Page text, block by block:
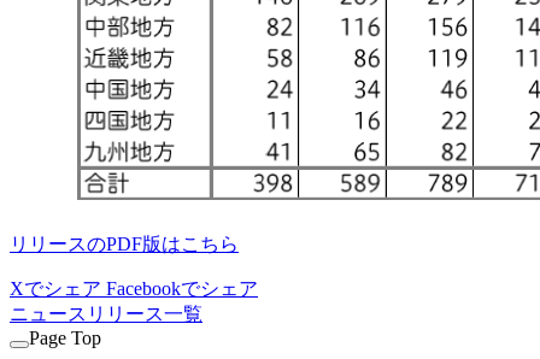
リリースのPDF版はこちら
Xでシェア Facebookでシェア
ニュースリリース一覧
Page Top